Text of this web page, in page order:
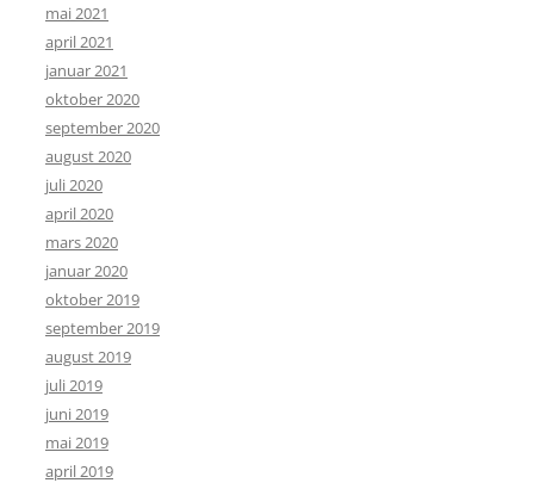
mai 2021
april 2021
januar 2021
oktober 2020
september 2020
august 2020
juli 2020
april 2020
mars 2020
januar 2020
oktober 2019
september 2019
august 2019
juli 2019
juni 2019
mai 2019
april 2019